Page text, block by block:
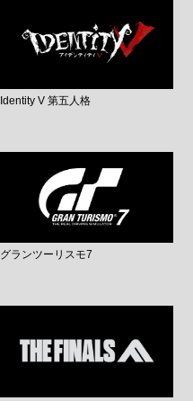
Identity V 第五人格
グランツーリスモ7